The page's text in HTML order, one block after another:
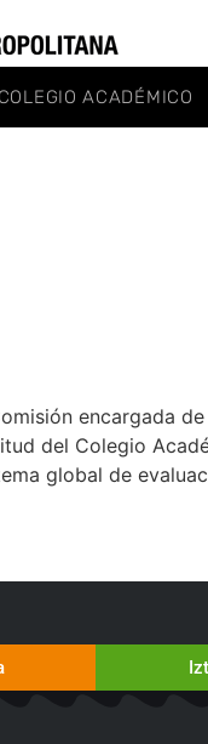
COLEGIO ACADÉMICO
encargada
del Colegio
global de